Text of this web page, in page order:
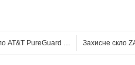
AT&T PureGuard для iPhone 13 / 13
Захисне скло